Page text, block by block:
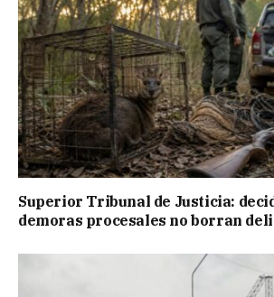
Superior Tribunal de Justicia:
demoras procesales no borran